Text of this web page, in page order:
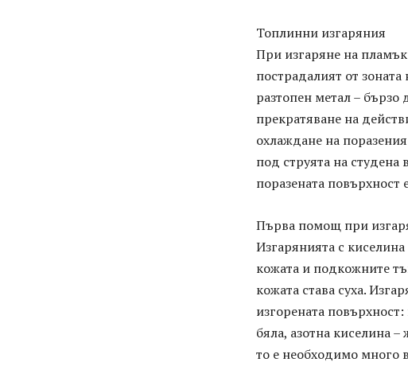
Топлинни изгаряния
При изгаряне на пламък
пострадалият от
разтопен метал – бързо
прекратяване на
охлаждане на
под струята на
поразената повърхност
Първа помощ при
Изгарянията с
кожата и подкожните
кожата става суха.
изгорената
бяла, азотна киселина
то е необходимо много